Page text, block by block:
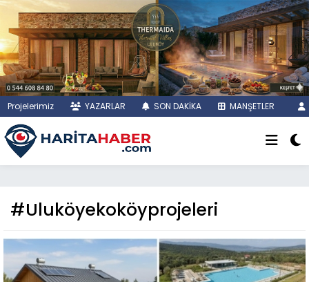
Projelerimiz YAZARLAR SON DAKİKA MANŞETLER
#Uluköyekoköyprojeleri